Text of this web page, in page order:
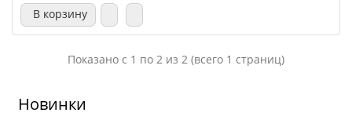
В корзину
Показано с 1 по 2 из 2 (всего 1 страниц)
Новинки